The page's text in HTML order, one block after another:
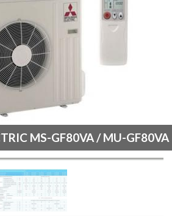
MS-GF80VA / MU-GF80VA